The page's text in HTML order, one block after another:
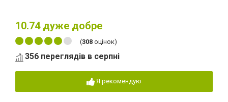
10.74дуже добре
(308 оцінок)
356 переглядів в серпні
Я рекомендую